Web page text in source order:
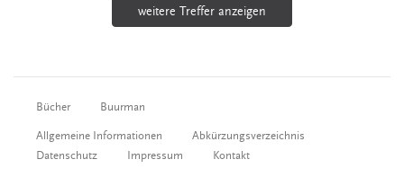
weitere Treffer anzeigen
Bücher Buurman
Allgemeine Informationen
Abkürzungsverzeichnis
Datenschutz
Impressum Kontakt